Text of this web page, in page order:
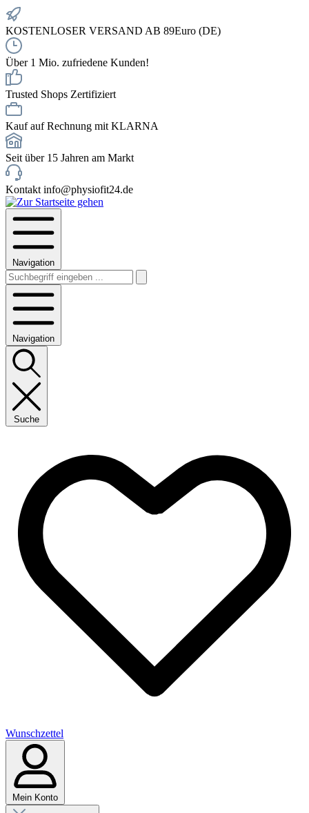
KOSTENLOSER VERSAND AB 89Euro (DE)
Über 1 Mio. zufriedene Kunden!
Trusted Shops Zertifiziert
Kauf auf Rechnung mit KLARNA
Seit über 15 Jahren am Markt
Kontakt info@physiofit24.de
Navigation
Navigation
Suche
Wunschzettel
Mein Konto